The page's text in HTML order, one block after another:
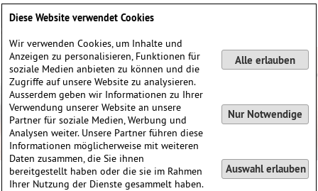
Diese Website verwendet Cookies
Wir verwenden Cookies, um Inhalte und
Anzeigen zu personalisieren, Funktionen für
soziale Medien anbieten zu können und die
Zugriffe auf unsere Website zu analysieren.
Ausserdem geben wir Informationen zu Ihrer
Verwendung unserer Website an unsere
Partner für soziale Medien, Werbung und
Analysen weiter. Unsere Partner führen diese
Informationen möglicherweise mit weiteren
Daten zusammen, die Sie ihnen
bereitgestellt haben oder die sie im Rahmen
Ihrer Nutzung der Dienste gesammelt haben.
Alle erlauben
Nur Notwendige
Auswahl erlauben